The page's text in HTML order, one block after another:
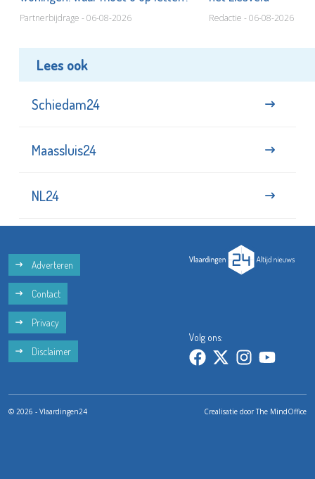
Partnerbijdrage - 06-08-2026 Redactie - 06-08-2026
Lees ook
Schiedam24
Maassluis24
NL24
Adverteren
Contact
Privacy
Disclaimer
Volg ons:
© 2026 - Vlaardingen24 Crealisatie doorThe MindOffice